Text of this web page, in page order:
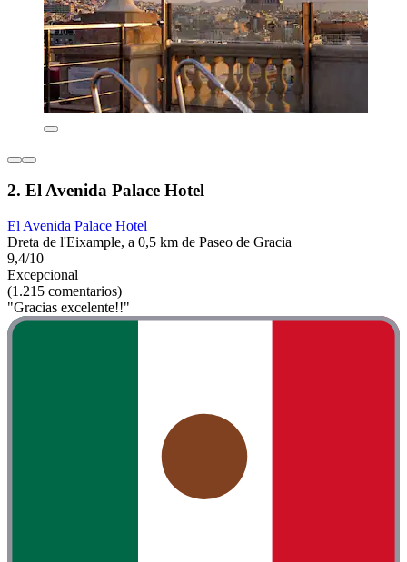
2. El Avenida Palace Hotel
El Avenida Palace Hotel
Dreta de l'Eixample, a 0,5 km de Paseo de Gracia
9,4/10
Excepcional
(1.215 comentarios)
"Gracias excelente!!"